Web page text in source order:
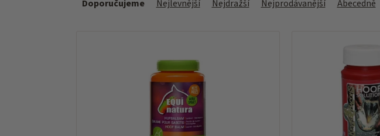
Doporučujeme Nejlevnější Nejdražší Nejprodávanější Abecedně